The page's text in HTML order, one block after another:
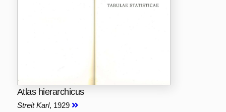
Atlas hierarchicus
Streit Karl, 1929